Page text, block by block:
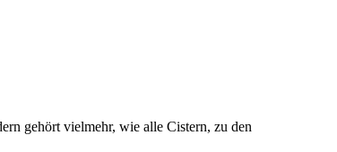
gehört vielmehr, wie alle Cistern, zu den